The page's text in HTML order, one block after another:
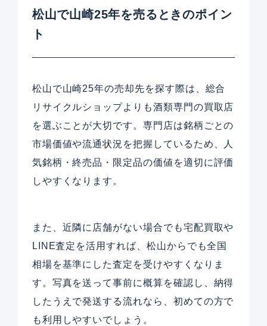
松山で山崎25年を売るときのポイン
ト
松山で山崎25年の売却先を探す際は、総合
リサイクルショップよりも酒類専門の買取店
を選ぶことが大切です。専門店は銘柄ごとの
市場価値や流通状況を把握しているため、人
気銘柄・終売品・限定品の価値を適切に評価
しやすくなります。
また、近隣に店舗がない場合でも宅配買取や
LINE査定を活用すれば、松山からでも全国
相場を基準にした査定を受けやすくなりま
す。写真を送って事前に概算を確認し、納得
したうえで発送する流れなら、初めての方で
も利用しやすいでしょう。